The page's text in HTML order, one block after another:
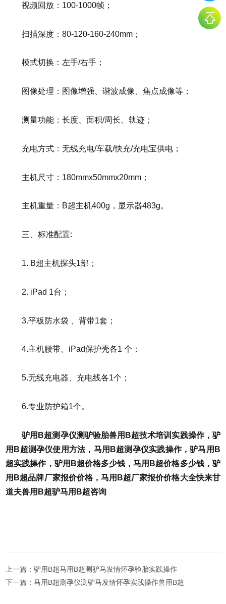
视频回放：100-1000帧；
扫描深度：80-120-160-240mm；
模式切换：左手/右手；
图像处理：图像增强、谐波成像、焦点成像等；
测量功能：长度、面积/周长、轨迹；
充电方式：无线充电/车载/快充/充电宝供电；
主机尺寸：180mmx50mmx20mm；
主机重量：B超主机400g，显示器483g。
三、标准配置:
1. B超主机探头1部；
2. iPad 1台；
3.平板防水袋 、背带1套；
4.主机腰带、iPad保护壳各1 个；
5.无线充电器、充电线各1个；
6.专业防护箱1个。
驴用B超测孕仪测驴验胎兽用B超技术培训实践操作，驴
用B超测孕仪使用方法，马用B超测孕仪实践操作，驴马用B
超实践操作，驴用B超价格多少钱，马用B超价格多少钱，驴
用B超品牌厂家报价价格，马用B超厂家报价价格大全快来甘
道夫兽用B超驴马用B超咨询
上一篇：驴用B超马用B超测驴马发情怀孕验胎实践操作
下一篇：马用B超测孕仪测驴马发情怀孕实践操作兽用B超